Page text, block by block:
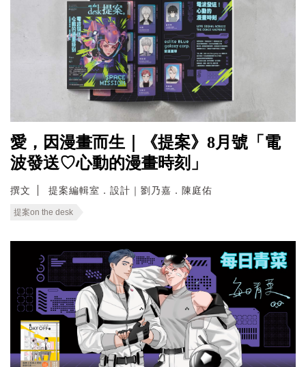
愛，因漫畫而生｜《提案》8月號「電
波發送♡心動的漫畫時刻」
撰文 提案編輯室．設計｜劉乃嘉．陳庭佑
提案on the desk